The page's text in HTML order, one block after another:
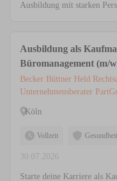
Ausbildung mit starken
Ausbildung als
Büromanagement (m/
Becker Büttner Held
Unternehmensberater
Köln
Vollzeit
30.07.2026
Starte deine Karriere als